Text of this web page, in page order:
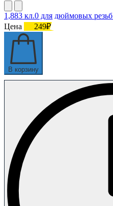
1,883 кл.0 для дюймовых
Цена
249₽
В корзину